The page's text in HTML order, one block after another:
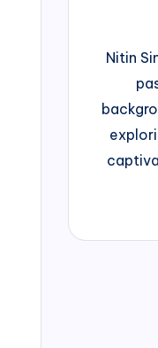
Nitin